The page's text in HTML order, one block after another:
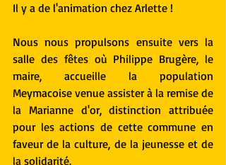
Il y a de l'animation chez Arlette !
Nous nous propulsons ensuite vers la
salle des fêtes où Philippe Brugère, le
maire, accueille la population
Meymacoise venue assister à la remise de
la Marianne d'or, distinction attribuée
pour les actions de cette commune en
faveur de la culture, de la jeunesse et de
la solidarité.